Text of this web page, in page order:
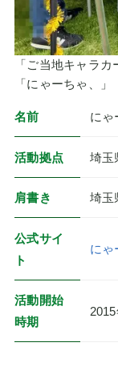
「ご当地キャラ
「にゃーちゃ、」
名前 にゃ
活動拠点 埼玉
肩書き 埼玉
公式サイ
ト
にゃ
活動開始
時期